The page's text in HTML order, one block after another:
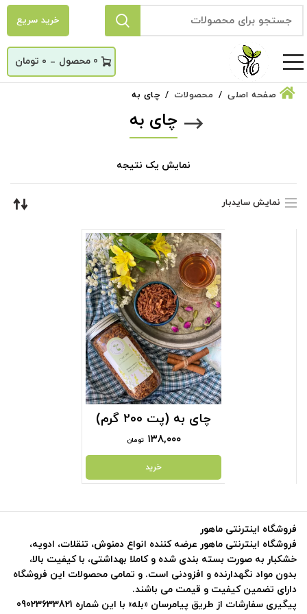
خرید سریع
0
_ ۰ تومان
صفحه اصلی محصولات چای به
چای به
نمایش یک نتیجه
نمایش سایدبار
چای به (پت 200 گرم)
۱۳۸,۰۰۰ تومان
خرید
فروشگاه اینترنتی ماهور
فروشگاه اینترنتی ماهور عرضه کننده انواع دمنوش، تنقلات، ادویه،
خشکبار به صورت بسته بندی شده و کاملا بهداشتی، با کیفیت بالا،
بدون مواد نگهدارنده و افزودنی است. و تمامی محصولات این فروشگاه
دارای تضمین کیفیت و قیمت می باشند.
پیگیری سفارشات از طریق پیامرسان «بله» با این شماره 09023633821